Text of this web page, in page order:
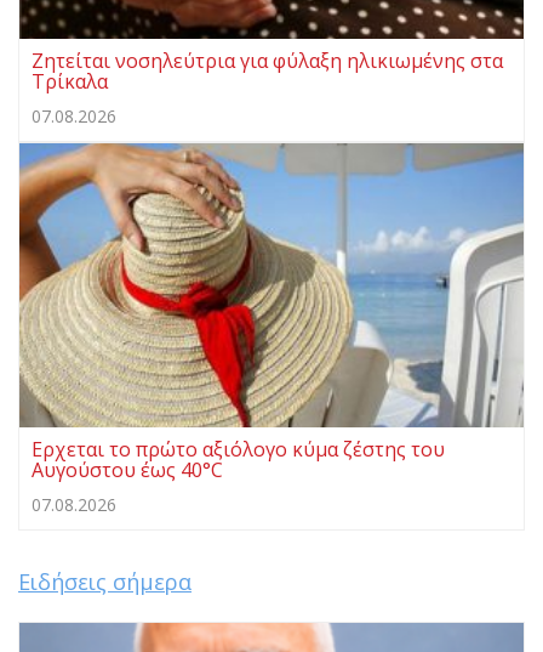
Ζητείται νοσηλεύτρια για φύλαξη ηλικιωμένης στα
Τρίκαλα
07.08.2026
Ερχεται το πρώτο αξιόλογο κύμα ζέστης του
Αυγούστου έως 40°C
07.08.2026
Ειδήσεις σήμερα